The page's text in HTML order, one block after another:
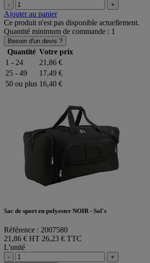
- +
Ajouter au panier
Ce produit n'est pas disponible actuellement.
Quantité minimum de commande : 1
Besoin d'un devis ?
Quantité Votre prix
1 - 24
21,86 €
25 - 49
17,49 €
50 ou plus 16,40 €
Sac de sport en polyester NOIR - Sol's
Référence : 2007580
21,86 € HT 26,23 € TTC
L'unité
-
+